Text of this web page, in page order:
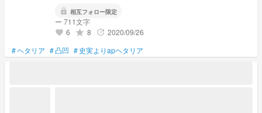
lock 相互フォロー限定
ー 711文字
favorite 6 grade 8 update 2020/09/26
#ヘタリア #凸凹 #史実よりapヘタリア